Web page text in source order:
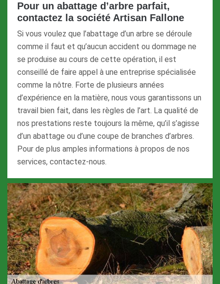
Pour un abattage d’arbre parfait,
contactez la société Artisan Fallone
Si vous voulez que l’abattage d’un arbre se déroule
comme il faut et qu’aucun accident ou dommage ne
se produise au cours de cette opération, il est
conseillé de faire appel à une entreprise spécialisée
comme la nôtre. Forte de plusieurs années
d’expérience en la matière, nous vous garantissons un
travail bien fait, dans les règles de l’art. La qualité de
nos prestations reste toujours la même, qu’il s’agisse
d’un abattage ou d’une coupe de branches d’arbres.
Pour de plus amples informations à propos de nos
services, contactez-nous.